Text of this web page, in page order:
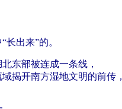
出来”的。
东部被连成一条线，
揭开南方湿地文明的前传，